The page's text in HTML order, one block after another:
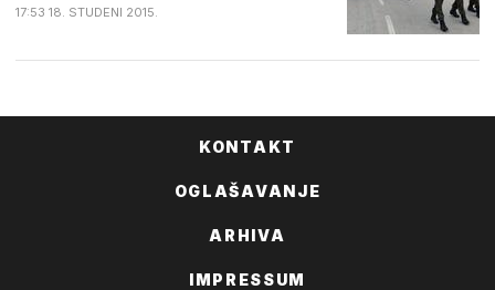
17:53 18. STUDENI 2015.
KONTAKT
OGLAŠAVANJE
ARHIVA
IMPRESSUM